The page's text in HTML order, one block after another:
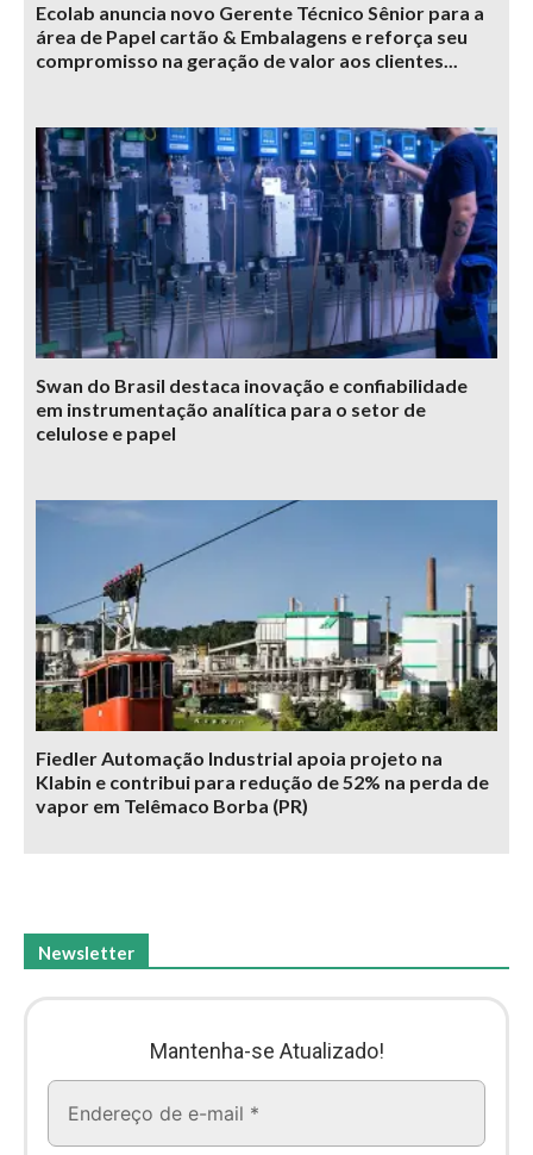
Ecolab anuncia novo Gerente Técnico Sênior para a
área de Papel cartão & Embalagens e reforça seu
compromisso na geração de valor aos clientes...
Swan do Brasil destaca inovação e confiabilidade
em instrumentação analítica para o setor de
celulose e papel
Fiedler Automação Industrial apoia projeto na
Klabin e contribui para redução de 52% na perda de
vapor em Telêmaco Borba (PR)
Newsletter
Mantenha-se Atualizado!